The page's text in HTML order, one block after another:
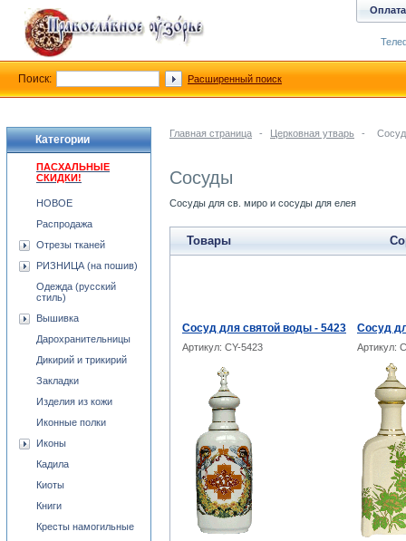
Главная страница - Церковная утварь -
Сосуды
Сосуды для св. миро и сосуды для елея
Товары
Сосуд для святой воды - 5423 Сосуд
Артикул: CY-5423 Артикул:
Категории
ПАСХАЛЬНЫЕ
СКИДКИ!
НОВОЕ
Распродажа
Отрезы тканей
РИЗНИЦА (на пошив)
Одежда (русский
стиль)
Вышивка
Дарохранительницы
Дикирий и трикирий
Закладки
Изделия из кожи
Иконные полки
Иконы
Кадила
Киоты
Книги
Кресты намогильные
Оплата
Поиск: Расширенный поиск